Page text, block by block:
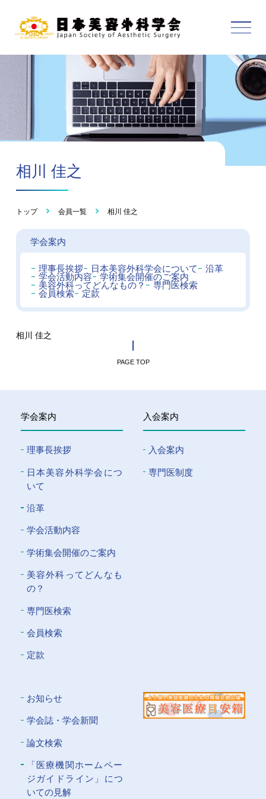
相川 佳之
トップ 会員一覧 相川 佳之
学会案内
理事長挨拶 日本美容外科学会について
沿革
学会活動内容
学術集会開催のご案内
美容外科ってどんなもの？
専門医検索
会員検索
定款
相川 佳之
PAGE TOP
学会案内
理事長挨拶
⽇本美容外科学会につ
いて
沿革
学会活動内容
学術集会開催のご案内
美容外科ってどんなも
の？
専門医検索
会員検索
定款
入会案内
入会案内
専門医制度
お知らせ
学会誌・学会新聞
論文検索
「医療機関ホームペー
ジガイドライン」につ
いての⾒解